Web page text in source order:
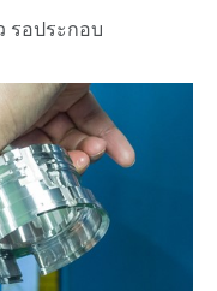
รอประกอบ